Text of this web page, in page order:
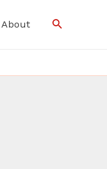
About Search